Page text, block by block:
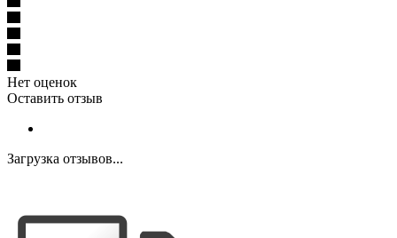
Нет оценок
Оставить отзыв
Загрузка отзывов...